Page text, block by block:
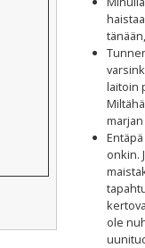
laitoin
onkin.
ole